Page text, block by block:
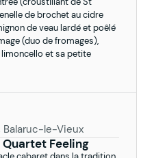
de brochet au cidre
de veau lardé et poêlé
(duo de fromages),
et sa petite
Balaruc-le-Vieux
Feeling